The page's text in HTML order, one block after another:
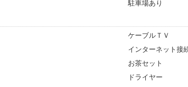
駐車場あり
ケーブルＴＶ
インターネット接
お茶セット
ドライヤー